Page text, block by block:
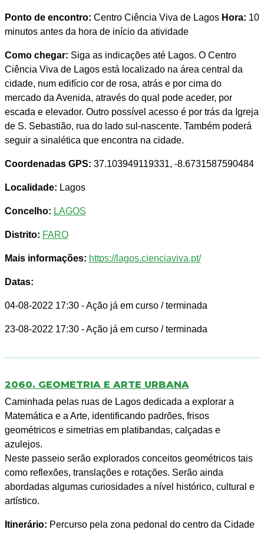
Ponto de encontro: Centro Ciência Viva de Lagos Hora: 10
minutos antes da hora de início da atividade
Como chegar: Siga as indicações até Lagos. O Centro
Ciência Viva de Lagos está localizado na área central da
cidade, num edifício cor de rosa, atrás e por cima do
mercado da Avenida, através do qual pode aceder, por
escada e elevador. Outro possível acesso é por trás da Igreja
de S. Sebastião, rua do lado sul-nascente. Também poderá
seguir a sinalética que encontra na cidade.
Coordenadas GPS: 37.103949119331, -8.6731587590484
Localidade: Lagos
Concelho: LAGOS
Distrito: FARO
Mais informações: https://lagos.cienciaviva.pt/
Datas:
04-08-2022 17:30 - Ação já em curso / terminada
23-08-2022 17:30 - Ação já em curso / terminada
2060. GEOMETRIA E ARTE URBANA
Caminhada pelas ruas de Lagos dedicada a explorar a
Matemática e a Arte, identificando padrões, frisos
geométricos e simetrias em platibandas, calçadas e
azulejos.
Neste passeio serão explorados conceitos geométricos tais
como reflexões, translações e rotações. Serão ainda
abordadas algumas curiosidades a nível histórico, cultural e
artístico.
Itinerário: Percurso pela zona pedonal do centro da Cidade